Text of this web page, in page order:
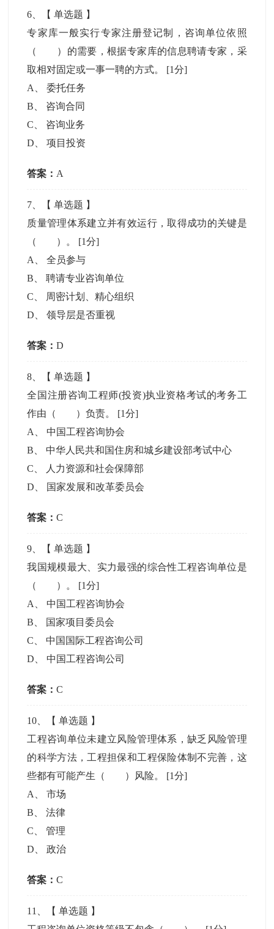
6 、【单选题 】
专家库一般实行专家注册登记制，咨询单位依照
（ ）的需要，根据专家库的信息聘请专家，采
取相对固定或一事一聘的方式。 [1分]
A
、委托任务
B
咨询合同
C
咨询业务
D 、项目投资
答案： A
7 、【单选题 】
质量管理体系建立并有效运行，取得成功的关键是
（ ）。 [1分]
A
、全员参与
B 、聘请专业咨询单位
C
周密计划、精心组织
D 、领导层是否重视
答案：D
8 、【单选题 】
全国注册咨询工程师(投资)执业资格考试的考务工
作由（ ）负责。 [1分]
A
中国工程咨询协会
B
中华人民共和国住房和城乡建设部考试中心
C
人力资源和社会保障部
D
国家发展和改革委员会
答案：C
9 、【单选题 】
我国规模最大、实力最强的综合性工程咨询单位是
（ ）。 [1分]
A
中国工程咨询协会
B
国家项目委员会
C
中国国际工程咨询公司
D
中国工程咨询公司
答案：C
10 、【单选题 】
工程咨询单位未建立风险管理体系，缺乏风险管理
的科学方法，工程担保和工程保险体制不完善，这
些都有可能产生（ ）风险。 [1分]
A
、市场
B 、法律
C 、管理
D 、政治
答案：C
11 、【单选题 】